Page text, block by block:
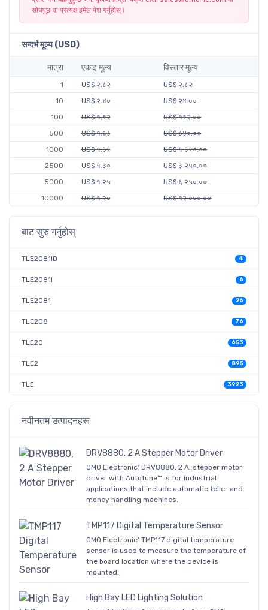
सोधपुछ वा प्रत्यक्ष इमेल पेश गर्नुहोस्।
सन्दर्भ मूल्य (USD)
मात्रा एकाइ मूल्य विस्तार मूल्य
1 US$ २.८२
US$ २.८२
10
US$ २.४०
US$ २४.००
100
US$ १.९२
US$ १९२.००
500
US$ १.६८
US$ ८४०.००
1000
US$ १.३९
US$ १ ३९०.००
2500
US$ १.३०
US$ ३ २५०.००
5000
US$ १.२५
US$ ६ २५०.००
10000
US$ १.२० US$ १२ ०००.००
बाट सुरु गर्नुहोस्
TLE2081ID 4
TLE2081I 6
TLE2081 26
TLE208 76
TLE20 653
TLE2 895
TLE 3923
नवीनतम उत्पादनहरू
DRV8880, 2 A Stepper Motor Driver
OMO Electronic’ DRV8880, 2 A, stepper motor
driver with AutoTune™ is for industrial
applications that include automatic teller and
money handling machines.
TMP117 Digital Temperature Sensor
OMO Electronic' TMP117 digital temperature
sensor is used to measure the temperature of
the board location where the device is
mounted.
High Bay LED Lighting Solution